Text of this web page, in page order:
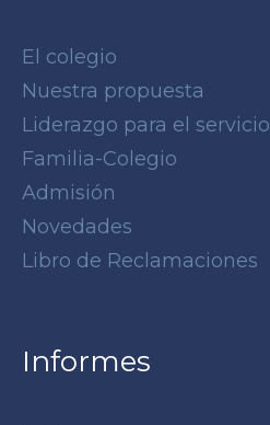
El colegio
Nuestra propuesta
Liderazgo para el servicio
Familia-Colegio
Admisión
Novedades
Libro de Reclamaciones
Informes